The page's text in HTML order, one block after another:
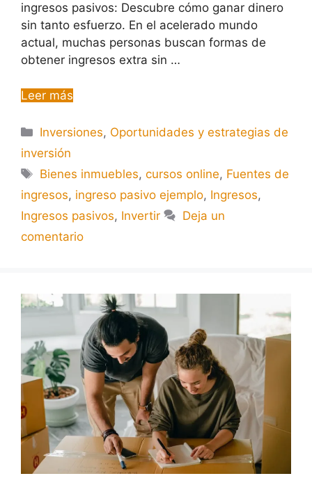
ingresos pasivos: Descubre cómo ganar dinero
sin tanto esfuerzo. En el acelerado mundo
actual, muchas personas buscan formas de
obtener ingresos extra sin …
Leer más
Inversiones, Oportunidades y estrategias de
inversión
Bienes inmuebles,cursos online, Fuentes de
ingresos, ingreso pasivo ejemplo, Ingresos,
Ingresos pasivos, Invertir
Deja un
comentario